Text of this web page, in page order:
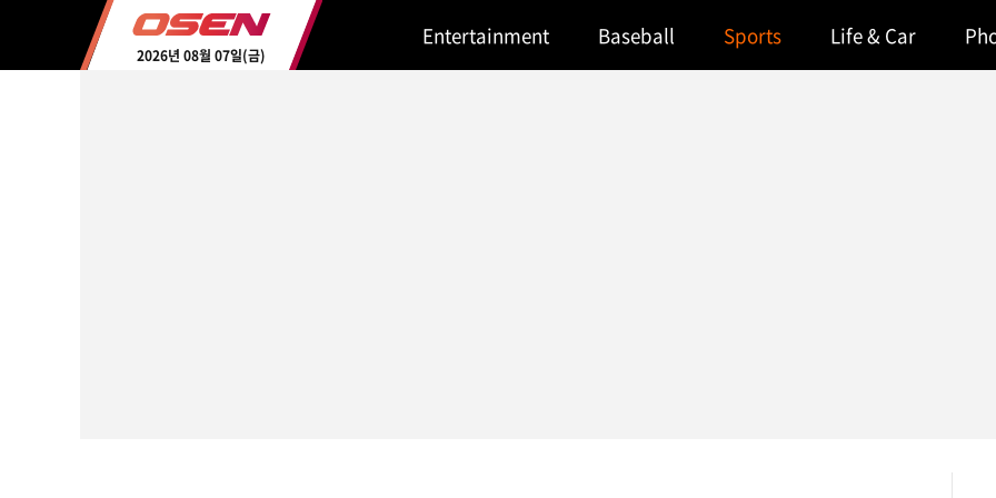
2026년 08월 07일(금)
Entertainment Baseball Sports Life & Car